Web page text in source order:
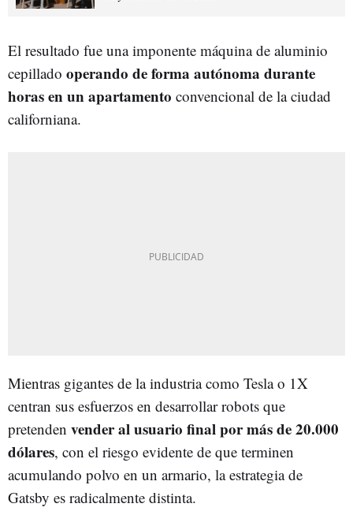
El resultado fue una imponente máquina de aluminio
cepillado operando de forma autónoma durante
horas en un apartamento convencional de la ciudad
californiana.
Mientras gigantes de la industria como Tesla o 1X
centran sus esfuerzos en desarrollar robots que
pretenden vender al usuario final por más de 20.000
dólares, con el riesgo evidente de que terminen
acumulando polvo en un armario, la estrategia de
Gatsby es radicalmente distinta.